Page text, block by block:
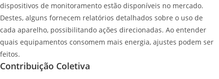
dispositivos de monitoramento estão disponíveis no mercado.
Destes, alguns fornecem relatórios detalhados sobre o uso de
cada aparelho, possibilitando ações direcionadas. Ao entender
quais equipamentos consomem mais energia, ajustes podem ser
feitos.
Contribuição Coletiva